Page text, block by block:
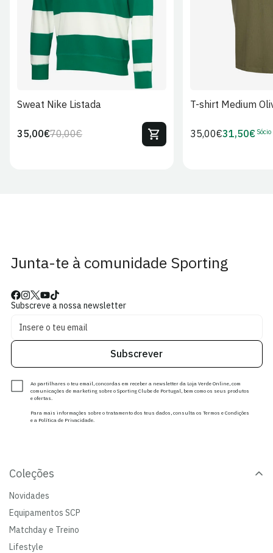
Sweat Nike Listada
Preço
70,00€Preço
35,00€
T-shirt Medium
Preço
35,00€Preço
31,50€ Sócio
Junta-te à comunidade Sporting
Subscreve a nossa newsletter
Subscrever
Ao partilhares o teu email, concordas em receber a newsletter da Loja Verde Online, com
comunicações de marketing sobre o Sporting Clube de Portugal, bem como os seus produtos
e ofertas.
Para mais informações sobre o tratamento dos teus dados, consulta os Termos e Condições
e a Política de Privacidade.
Coleções
Novidades
Equipamentos SCP
Matchday e Treino
Lifestyle